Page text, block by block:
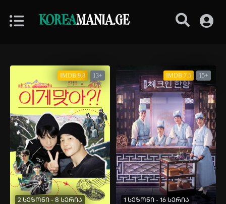
KOREAMANIA.GE
IMDB:9.8 13+
2 სეზონი - 8 სერია
IMDB:7.5 15+
1 სეზონი - 16 სერია